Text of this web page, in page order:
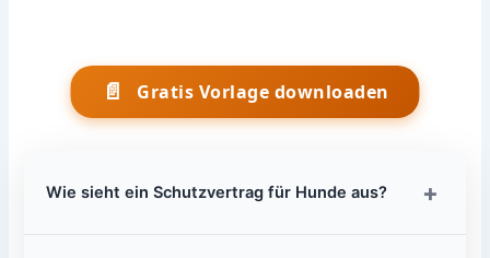
📄 Gratis Vorlage downloaden
Wie sieht ein Schutzvertrag für Hunde aus? +